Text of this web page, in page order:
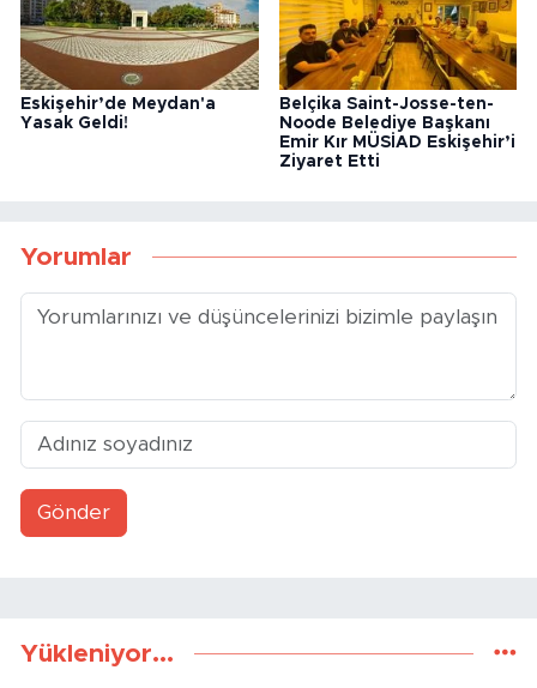
Eskişehir’de Meydan'a
Yasak Geldi!
Belçika Saint-Josse-ten-
Noode Belediye Başkanı
Emir Kır MÜSİAD Eskişehir’i
Ziyaret Etti
Yorumlar
Gönder
Yükleniyor...